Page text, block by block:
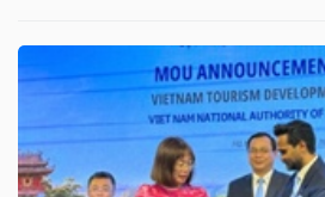
(-)
Dịch
vụ